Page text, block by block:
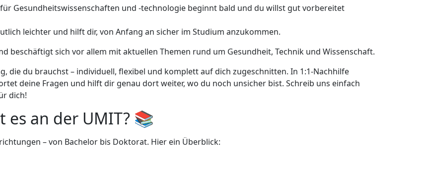
Gesundheitswissenschaften und -technologie beginnt bald und du willst gut vorbereitet
leichter und hilft dir, von Anfang an sicher im Studium anzukommen.
beschäftigt sich vor allem mit aktuellen Themen rund um Gesundheit, Technik und Wissenschaft.
die du brauchst – individuell, flexibel und komplett auf dich zugeschnitten. In 1:1-Nachhilfe
deine Fragen und hilft dir genau dort weiter, wo du noch unsicher bist. Schreib uns einfach
dich!
es an der UMIT? 📚
– von Bachelor bis Doktorat. Hier ein Überblick: